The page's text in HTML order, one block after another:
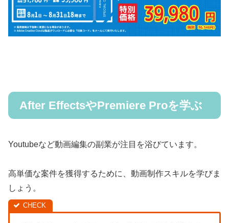
After EffectsやPremiere Proを学ぶ
Youtubeなど動画編集の副業が注目を浴びています。
高単価な案件を獲得するために、動画制作スキルを学びま
しょう。